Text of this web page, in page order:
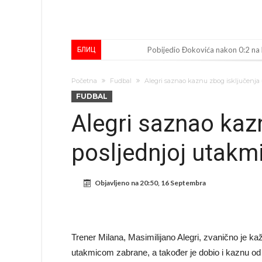
БЛИЦ Pobijedio Đokovića nakon 0:2 na
Zašto je nepoznati italijanski
Veliki udarac za Barcelonu:
Kapiten slavnog kluba ubijen u
Početna Fudbal Alegri saznao kaznu zbog
FUDBAL
Alegri saznao
posljednjoj
Objavljeno na20:50, 16 Septembra
Trener Milana, Masimilijano Alegri, zvanično je
utakmicom zabrane, a također je dobio i kaznu